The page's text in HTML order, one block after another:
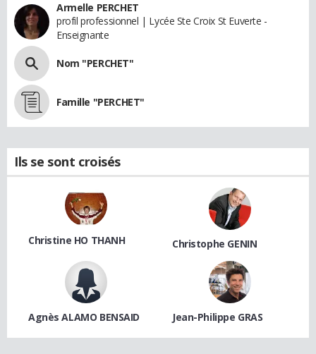
Armelle PERCHET
profil professionnel | Lycée Ste Croix St Euverte -
Enseignante
Nom "PERCHET"
Famille "PERCHET"
Ils se sont croisés
Christine HO THANH Christophe GENIN
Agnès ALAMO BENSAID Jean-Philippe GRAS